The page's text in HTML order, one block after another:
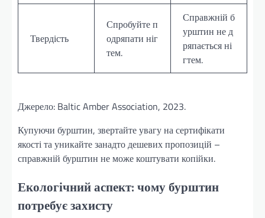
Твердість
Спробуйте п
одряпати ніг
тем.
Справжній б
урштин не д
ряпається ні
гтем.
Джерело: Baltic Amber Association, 2023.
Купуючи бурштин, звертайте увагу на сертифікати
якості та уникайте занадто дешевих пропозицій –
справжній бурштин не може коштувати копійки.
Екологічний аспект: чому бурштин
потребує захисту